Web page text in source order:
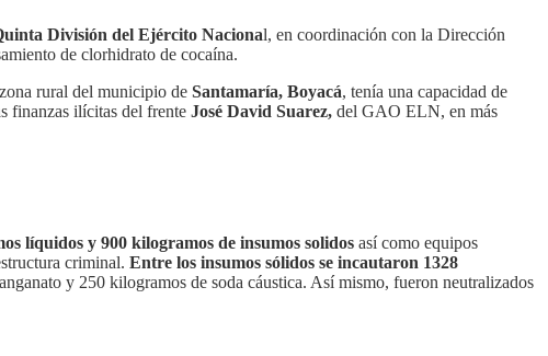
División del Ejército Nacional, en coordinación con la Dirección
de clorhidrato de cocaína.
rural del municipio de Santamaría, Boyacá, tenía una capacidad de
finanzas ilícitas del frente José David Suarez, del GAO ELN, en más
líquidos y 900 kilogramos de insumos solidos así como equipos
criminal. Entre los insumos sólidos se incautaron 1328
y 250 kilogramos de soda cáustica. Así mismo, fueron neutralizados